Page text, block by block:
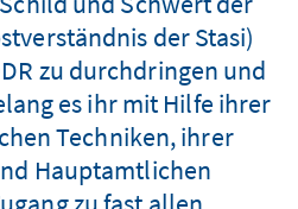
der Stasi)
zu durchdringen und
es ihr mit Hilfe ihrer
Techniken, ihrer
Hauptamtlichen